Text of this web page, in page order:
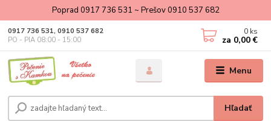
Poprad 0917 736 531 ~ Prešov 0910 537 682
Menu
Hľadať
0917 736 531, 0910 537 682
PO - PIA 08:00 - 15:00
0 ks
za 0,00 €